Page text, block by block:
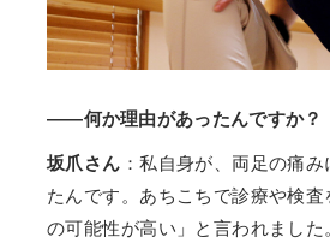
——何か理由があったんですか？
坂爪さん ：私自身が、両足の痛
たんです。あちこちで診療や検
の可能性が高い」と言われました